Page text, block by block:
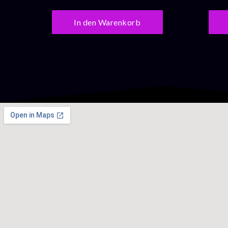
In den Warenkorb